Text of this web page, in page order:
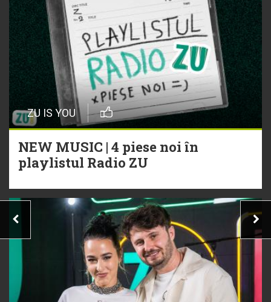
ZU IS YOU
NEW MUSIC | 4 piese noi în
playlistul Radio ZU